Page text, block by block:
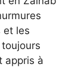
et les
appris à